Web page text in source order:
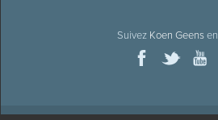
Suivez Koen Geens